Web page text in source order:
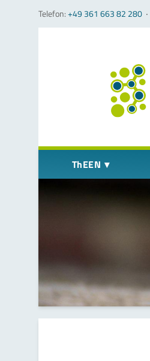
Telefon:+49 361 663 82 280 ‧
Navigation überspringen
ThEEN